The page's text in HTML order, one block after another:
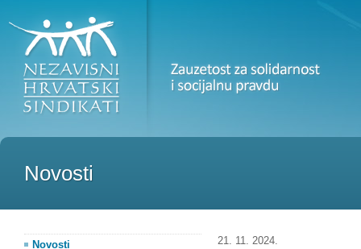
Novosti
21. 11. 2024.
Novosti